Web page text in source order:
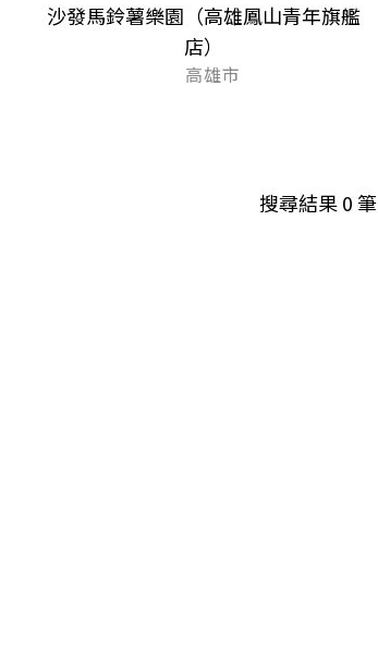
沙發馬鈴薯樂園（高雄鳳山青年旗艦
店）
高雄市
搜尋結果0筆